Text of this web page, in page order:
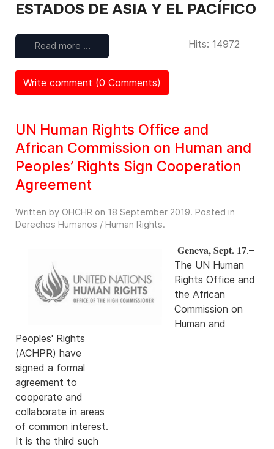
ESTADOS DE ASIA Y EL PACÍFICO
Read more … Hits: 14972
Write comment (0 Comments)
UN Human Rights Office and
African Commission on Human and
Peoples’ Rights Sign Cooperation
Agreement
Written by OHCHR on 18 September 2019. Posted in
Derechos Humanos / Human Rights.
Geneva, Sept. 17.–
The UN Human
Rights Office and
the African
Commission on
Human and
Peoples' Rights
(ACHPR) have
signed a formal
agreement to
cooperate and
collaborate in areas
of common interest.
It is the third such